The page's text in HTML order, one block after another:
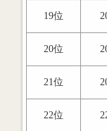
19位
20位
21位
22位